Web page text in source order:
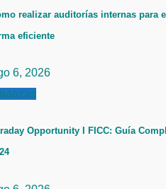
realizar auditorías internas para
eficiente
6, 2026
Opportunity I FICC: Guía